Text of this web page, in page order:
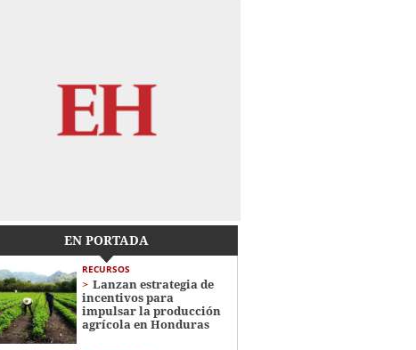
EN PORTADA
RECURSOS
Lanzan estrategia de
incentivos para
impulsar la producción
agrícola en Honduras